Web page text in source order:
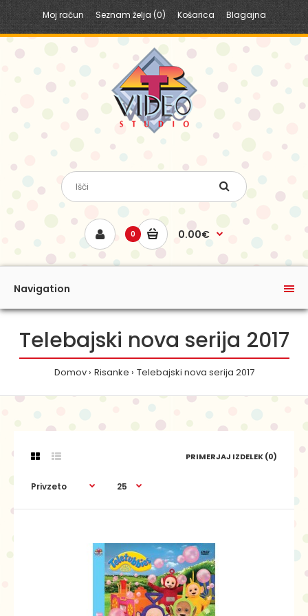
Moj račun Seznam želja (0) Košarica Blagajna
0 0.00€
Navigation
Telebajski nova serija 2017
Domov Risanke Telebajski nova serija 2017
PRIMERJAJ IZDELEK (0)